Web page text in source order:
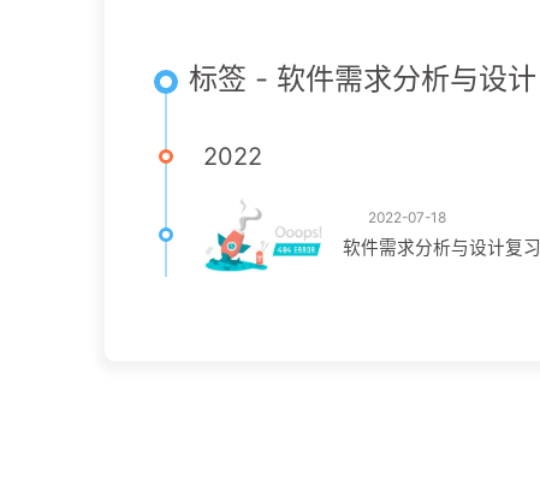
标签 - 软件需求分析与设计
2022
2022-07-18
软件需求分析与设计复习